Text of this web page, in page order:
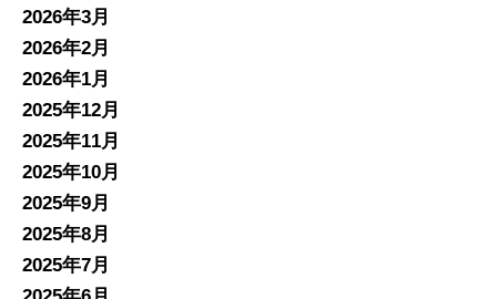
2026年3月
2026年2月
2026年1月
2025年12月
2025年11月
2025年10月
2025年9月
2025年8月
2025年7月